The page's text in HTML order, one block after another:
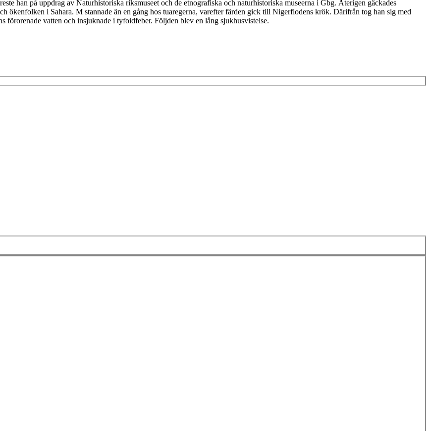
han på uppdrag av Naturhistoriska riksmuseet och de etnografiska och naturhistoriska museerna i Gbg. Återigen gäckades
ökenfolken i Sahara. M stannade än en gång hos tuaregerna, varefter färden gick till Nigerflodens krök. Därifrån tog han sig med
vatten och insjuknade i tyfoidfeber. Följden blev en lång sjukhusvistelse.